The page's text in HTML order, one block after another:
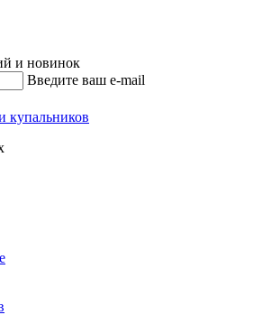
и новинок
Введите ваш e-mail
купальников